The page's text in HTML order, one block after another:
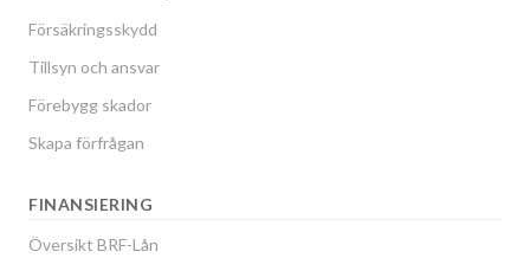
Försäkringsskydd
Tillsyn och ansvar
Förebygg skador
Skapa förfrågan
FINANSIERING
Översikt BRF-Lån